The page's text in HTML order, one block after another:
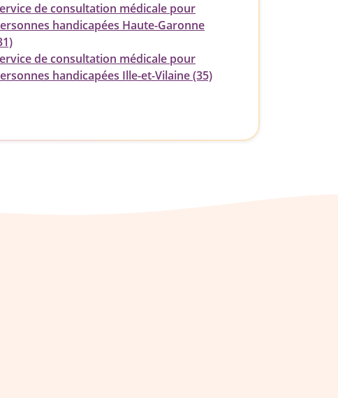
de consultation médicale pour
handicapées Haute-Garonne
de consultation médicale pour
handicapées Ille-et-Vilaine (35)